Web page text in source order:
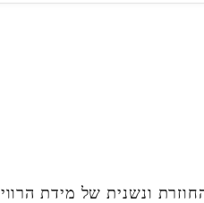
ונשנית של מידת